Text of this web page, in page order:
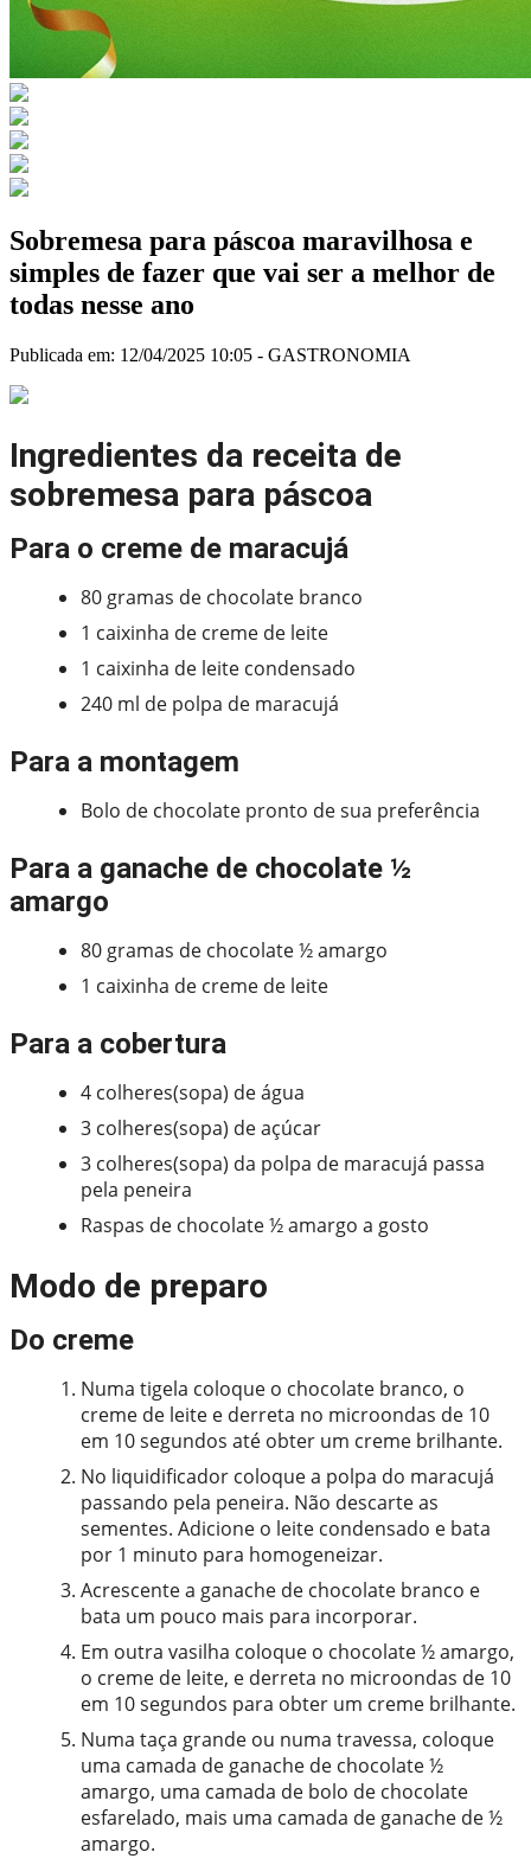
Sobremesa para páscoa maravilhosa e
simples de fazer que vai ser a melhor de
todas nesse ano
Publicada em: 12/04/2025 10:05 - GASTRONOMIA
Ingredientes da receita de
sobremesa para páscoa
Para o creme de maracujá
80 gramas de chocolate branco
1 caixinha de creme de leite
1 caixinha de leite condensado
240 ml de polpa de maracujá
Para a montagem
Bolo de chocolate pronto de sua preferência
Para a ganache de chocolate ½
amargo
80 gramas de chocolate ½ amargo
1 caixinha de creme de leite
Para a cobertura
4 colheres(sopa) de água
3 colheres(sopa) de açúcar
3 colheres(sopa) da polpa de maracujá passa
pela peneira
Raspas de chocolate ½ amargo a gosto
Modo de preparo
Do creme
Numa tigela coloque o chocolate branco, o
creme de leite e derreta no microondas de 10
em 10 segundos até obter um creme brilhante.
No liquidificador coloque a polpa do maracujá
passando pela peneira. Não descarte as
sementes. Adicione o leite condensado e bata
por 1 minuto para homogeneizar.
Acrescente a ganache de chocolate branco e
bata um pouco mais para incorporar.
Em outra vasilha coloque o chocolate ½ amargo,
o creme de leite, e derreta no microondas de 10
em 10 segundos para obter um creme brilhante.
Numa taça grande ou numa travessa, coloque
uma camada de ganache de chocolate ½
amargo, uma camada de bolo de chocolate
esfarelado, mais uma camada de ganache de ½
amargo.